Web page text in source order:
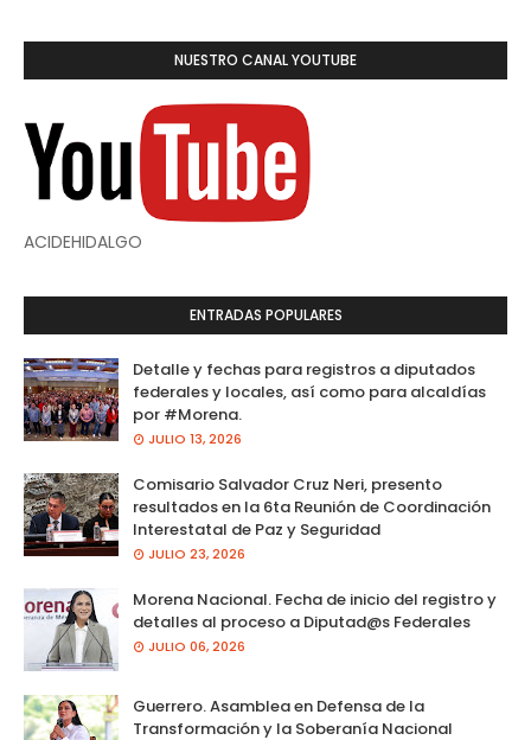
NUESTRO CANAL YOUTUBE
ACIDEHIDALGO
ENTRADAS POPULARES
Detalle y fechas para registros a diputados
federales y locales, así como para alcaldías
por #Morena.
JULIO 13, 2026
Comisario Salvador Cruz Neri, presento
resultados en la 6ta Reunión de Coordinación
Interestatal de Paz y Seguridad
JULIO 23, 2026
Morena Nacional. Fecha de inicio del registro y
detalles al proceso a Diputad@s Federales
JULIO 06, 2026
Guerrero. Asamblea en Defensa de la
Transformación y la Soberanía Nacional